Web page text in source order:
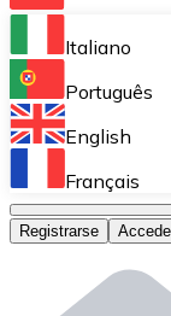
Bitnovo Ramp
Integra
Bitnovo
Bitnovo OTC
Bitnovo
Italiano
Português
English
Français
Registrarse